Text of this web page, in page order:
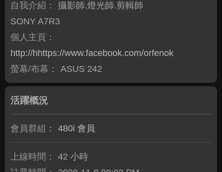
自我介紹：
攝影師.燈光師.剪輯師
SONY A7R3
個人主頁：
http://hhttps://www.facebook.com/orfenok
螢幕/布幕：
ASUS 242
活躍概況
會員群組： 480i 會員
上線時間：
42 小時